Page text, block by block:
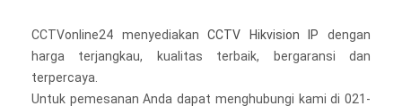
CCTVonline24 menyediakanCCTV Hikvision IP dengan
harga terjangkau, kualitas terbaik, bergaransi dan
terpercaya.
Untuk pemesanan Anda dapat menghubungi kami di 021-